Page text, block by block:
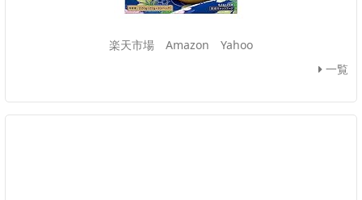
楽天市場 Amazon
Yahoo
一覧